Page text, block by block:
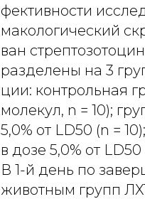
фективности
макологический
ван
разделены на 3
ции: контрольная
молекул, n = 10);
5,0% от LD50 (n =
в дозе 5,0% от LD50
В 1-й день по
животным групп